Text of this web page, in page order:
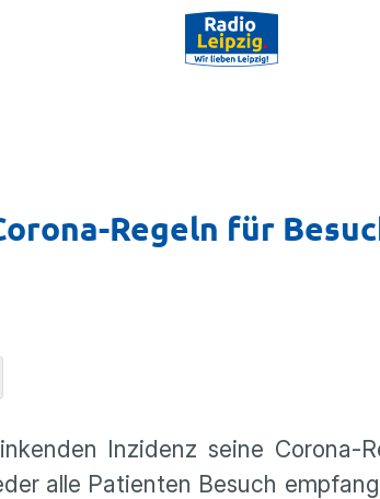
Regeln für
Inzidenz seine Corona-
alle Patienten Besuch